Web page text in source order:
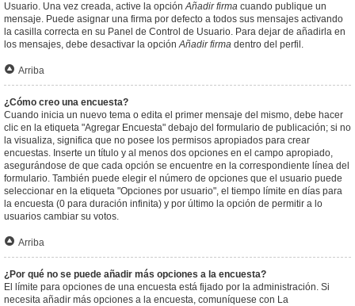
Usuario. Una vez creada, active la opciónAñadir firma cuando publique un
mensaje. Puede asignar una firma por defecto a todos sus mensajes activando
la casilla correcta en su Panel de Control de Usuario. Para dejar de añadirla en
los mensajes, debe desactivar la opciónAñadir firma dentro del perfil.
Arriba
¿Cómo creo una encuesta?
Cuando inicia un nuevo tema o edita el primer mensaje del mismo, debe hacer
clic en la etiqueta "Agregar Encuesta" debajo del formulario de publicación; si no
la visualiza, significa que no posee los permisos apropiados para crear
encuestas. Inserte un título y al menos dos opciones en el campo apropiado,
asegurándose de que cada opción se encuentre en la correspondiente línea del
formulario. También puede elegir el número de opciones que el usuario puede
seleccionar en la etiqueta "Opciones por usuario", el tiempo límite en días para
la encuesta (0 para duración infinita) y por último la opción de permitir a lo
usuarios cambiar su votos.
Arriba
¿Por qué no se puede añadir más opciones a la encuesta?
El límite para opciones de una encuesta está fijado por la administración. Si
necesita añadir más opciones a la encuesta, comuníquese con La